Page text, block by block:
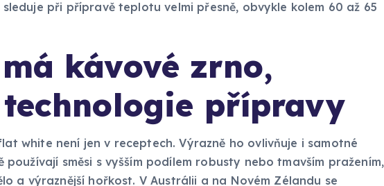
při přípravě teplotu velmi přesně, obvykle kolem 60 až 65
kávové zrno,
přípravy
white není jen v receptech. Výrazně ho ovlivňuje i samotné
směsi s vyšším podílem robusty nebo tmavším pražením,
a výraznější hořkost. V Austrálii a na Novém Zélandu se